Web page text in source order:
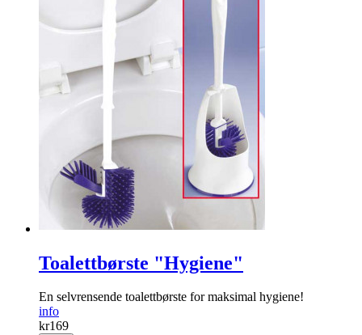
Toalettbørste "Hygiene"
En selvrensende toalettbørste for maksimal hygiene!
info
kr169